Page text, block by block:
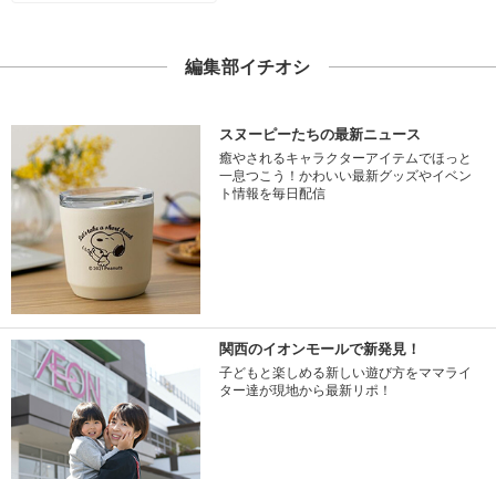
編集部イチオシ
スヌーピーたちの最新ニュース
癒やされるキャラクターアイテムでほっと
一息つこう！かわいい最新グッズやイベン
ト情報を毎日配信
関西のイオンモールで新発見！
子どもと楽しめる新しい遊び方をママライ
ター達が現地から最新リポ！